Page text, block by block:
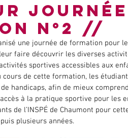
N°2 //
une journée de formation pour
faire découvrir les diverses
sportives accessibles aux
cours de cette formation, les
handicaps, afin de mieux
à la pratique sportive pour les
de l’INSPÉ de Chaumont pour
plusieurs années.